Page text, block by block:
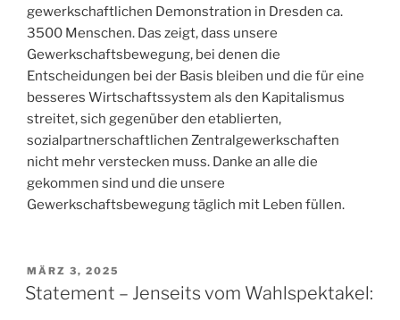
gewerkschaftlichen Demonstration in Dresden ca.
3500 Menschen. Das zeigt, dass unsere
Gewerkschaftsbewegung, bei denen die
Entscheidungen bei der Basis bleiben und die für eine
besseres Wirtschaftssystem als den Kapitalismus
streitet, sich gegenüber den etablierten,
sozialpartnerschaftlichen Zentralgewerkschaften
nicht mehr verstecken muss. Danke an alle die
gekommen sind und die unsere
Gewerkschaftsbewegung täglich mit Leben füllen.
VERÖFFENTLICHT
AM
MÄRZ 3, 2025
Statement – Jenseits vom Wahlspektakel: